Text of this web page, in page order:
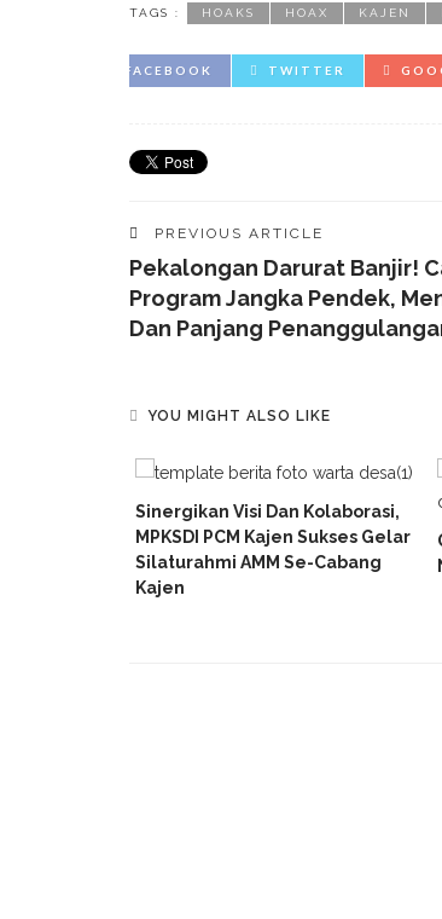
TAGS : HOAKS HOAX KAJEN
FACEBOOK TWITTER
PREVIOUS ARTICLE
Pekalongan Darurat Banjir!
Program Jangka Pendek,
Dan Panjang
YOU MIGHT ALSO LIKE
Sinergikan Visi Dan Kolaborasi,
MPKSDI PCM Kajen Sukses Gelar
Silaturahmi AMM Se-Cabang
Kajen